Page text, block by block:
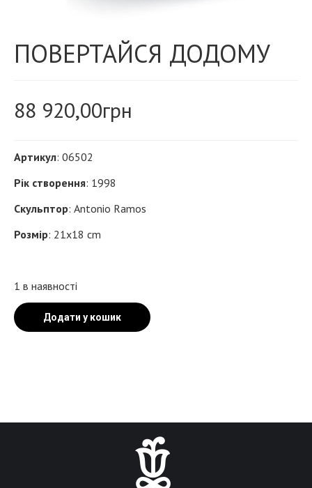
ПОВЕРТАЙСЯ ДОДОМУ
88 920,00грн
Артикул: 06502
Рік створення: 1998
Скульптор: Antonio Ramos
Розмір: 21x18 cm
1 в наявності
Додати у кошик